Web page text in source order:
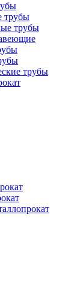
трубы
трубы
трубы